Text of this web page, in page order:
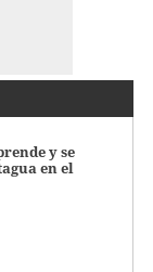
y se
en el